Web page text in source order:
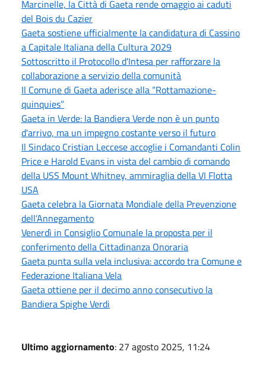
Marcinelle, la Città di Gaeta rende omaggio ai caduti
del Bois du Cazier
Gaeta sostiene ufficialmente la candidatura di Cassino
a Capitale Italiana della Cultura 2029
Sottoscritto il Protocollo d'Intesa per rafforzare la
collaborazione a servizio della comunità
Il Comune di Gaeta aderisce alla “Rottamazione-
quinquies”
Gaeta in Verde: la Bandiera Verde non è un punto
d'arrivo, ma un impegno costante verso il futuro
Il Sindaco Cristian Leccese accoglie i Comandanti Colin
Price e Harold Evans in vista del cambio di comando
della USS Mount Whitney, ammiraglia della VI Flotta
USA
Gaeta celebra la Giornata Mondiale della Prevenzione
dell’Annegamento
Venerdì in Consiglio Comunale la proposta per il
conferimento della Cittadinanza Onoraria
Gaeta punta sulla vela inclusiva: accordo tra Comune e
Federazione Italiana Vela
Gaeta ottiene per il decimo anno consecutivo la
Bandiera Spighe Verdi
Ultimo aggiornamento: 27 agosto 2025, 11:24